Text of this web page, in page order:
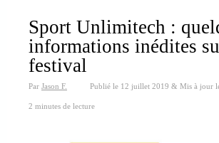
Sport Unlimitech :
informations inédites
festival
Par Jason F. Publié le 12 juillet 2019 & Mis à jour
2 minutes de lecture